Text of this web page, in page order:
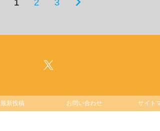
1 2 3
次
ペ
最新投稿 お問い合わせ サイト